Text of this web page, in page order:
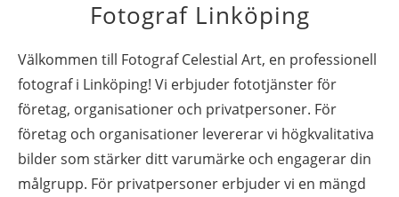
Fotograf Linköping
Välkommen till Fotograf Celestial Art, en professionell
fotograf i Linköping! Vi erbjuder fototjänster för
företag, organisationer och privatpersoner. För
företag och organisationer levererar vi högkvalitativa
bilder som stärker ditt varumärke och engagerar din
målgrupp. För privatpersoner erbjuder vi en mängd